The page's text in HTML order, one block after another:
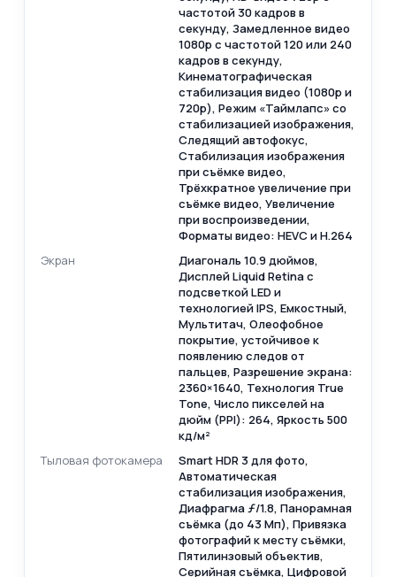
частотой 30 кадров в
секунду, Замедленное видео
1080р с частотой 120 или 240
кадров в секунду,
Кинематографическая
стабилизация видео (1080p и
720p), Режим «Таймлапс» со
стабилизацией изображения,
Следящий автофокус,
Стабилизация изображения
при съёмке видео,
Трёхкратное увеличение при
съёмке видео, Увеличение
при воспроизведении,
Форматы видео: HEVC и H.264
Экран
Диагональ 10.9 дюймов,
Дисплей Liquid Retina c
подсветкой LED и
технологией IPS, Емкостный,
Мультитач, Олеофобное
покрытие, устойчивое к
появлению следов от
пальцев, Разрешение экрана:
2360×1640, Технология True
Tone, Число пикселей на
дюйм (PPI): 264, Яркость 500
кд/м²
Тыловая фотокамера
Smart HDR 3 для фото,
Автоматическая
стабилизация изображения,
Диафрагма ƒ/ 1.8, Панорамная
съёмка (до 43 Мп), Привязка
фотографий к месту съёмки,
Пятилинзовый объектив,
Серийная съёмка, Цифровой